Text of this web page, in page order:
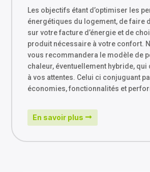
Les objectifs étant d’optimiser les
énergétiques du logement, de faire
sur votre facture d’énergie et de
produit nécessaire à votre confort.
vous recommandera le modèle de
chaleur, éventuellement hybride,
à vos attentes. Celui ci conjuguant
économies, fonctionnalités et
En savoir plus